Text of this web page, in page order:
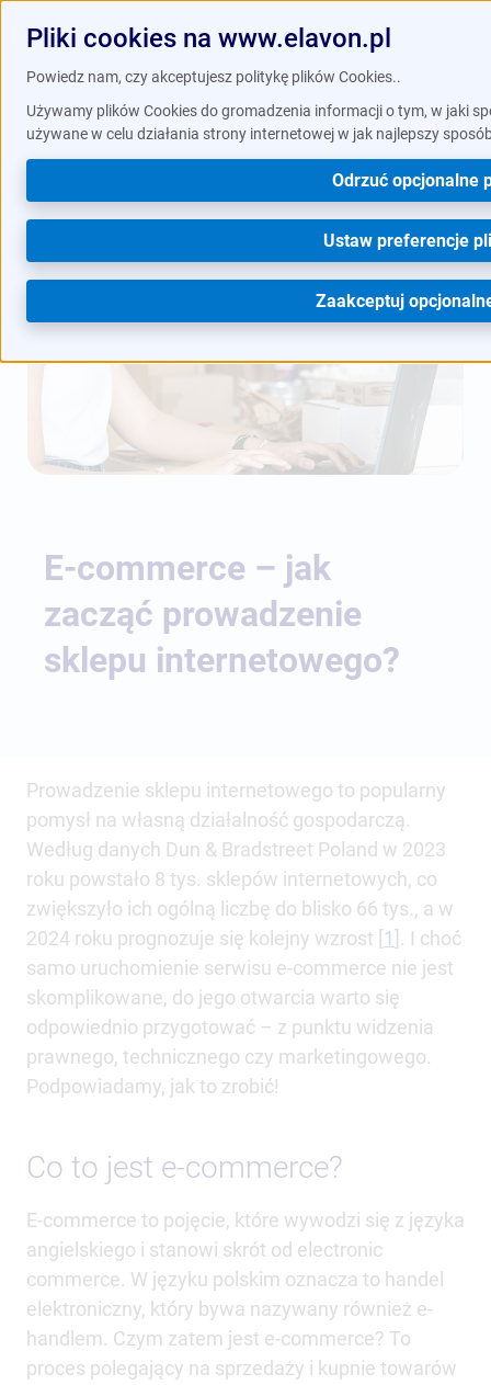
Blog / Artykuły / E-commerce – jak zacząć prowadzenie
sklepu internetowego?
E-commerce – jak
zacząć prowadzenie
sklepu internetowego?
Prowadzenie sklepu internetowego to popularny
pomysł na własną działalność gospodarczą.
Według danych Dun & Bradstreet Poland w 2023
roku powstało 8 tys. sklepów internetowych, co
zwiększyło ich ogólną liczbę do blisko 66 tys., a w
2024 roku prognozuje się kolejny wzrost [ 1 ]. I choć
samo uruchomienie serwisu e-commerce nie jest
skomplikowane, do jego otwarcia warto się
odpowiednio przygotować – z punktu widzenia
prawnego, technicznego czy marketingowego.
Podpowiadamy, jak to zrobić!
Co to jest e-commerce?
E-commerce to pojęcie, które wywodzi się z języka
angielskiego i stanowi skrót od electronic
commerce. W języku polskim oznacza to handel
elektroniczny, który bywa nazywany również e-
handlem. Czym zatem jest e-commerce? To
proces polegający na sprzedaży i kupnie towarów
Pliki cookies na www.elavon.pl
Powiedz nam, czy akceptujesz politykę plików Cookies..
Używamy plików Cookies do gromadzenia informacji o tym, w jaki
używane w celu działania strony internetowej w jak najlepszy
Zaakceptuj
Ustaw preferencje
Odrzuć opcjonalne